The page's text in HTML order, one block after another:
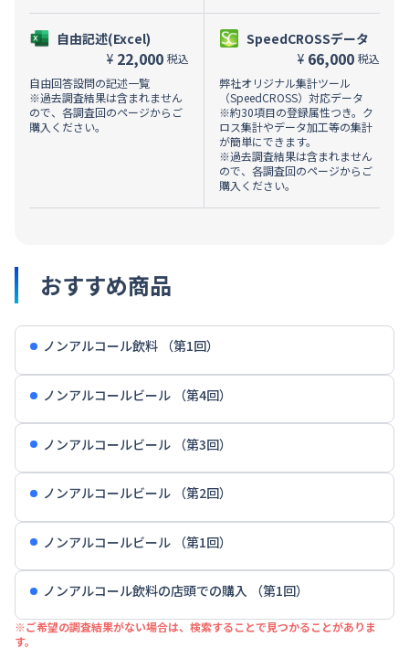
自由記述(Excel)
¥ 22,000 税込
自由回答設問の記述一覧
※過去調査結果は含まれません
ので、各調査回のページからご
購入ください。
SpeedCROSSデータ
¥ 66,000 税込
弊社オリジナル集計ツール
（SpeedCROSS）対応データ
※約30項目の登録属性つき。ク
ロス集計やデータ加工等の集計
が簡単にできます。
※過去調査結果は含まれません
ので、各調査回のページからご
購入ください。
おすすめ商品
ノンアルコール飲料 （第1回）
ノンアルコールビール （第4回）
ノンアルコールビール （第3回）
ノンアルコールビール （第2回）
ノンアルコールビール （第1回）
ノンアルコール飲料の店頭での購入 （第1回）
※ご希望の調査結果がない場合は、検索することで見つかることがありま
す。